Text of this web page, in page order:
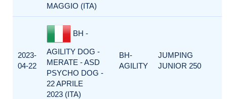
MAGGIO (ITA)
2023-
04-22
BH -
AGILITY DOG -
MERATE - ASD
PSYCHO DOG -
22 APRILE
2023 (ITA)
BH-
AGILITY
JUMPING
JUNIOR 250